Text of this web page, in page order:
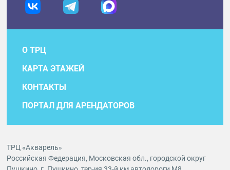
О ТРЦ
КАРТА ЭТАЖЕЙ
КОНТАКТЫ
ПОРТАЛ ДЛЯ АРЕНДАТОРОВ
ТРЦ «Акварель»
Российская Федерация, Московская обл., городской округ